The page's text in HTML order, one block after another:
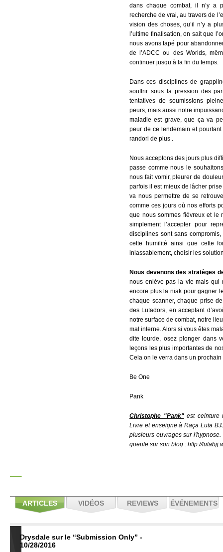
dans chaque combat, il n’y a
recherche de vrai, au travers de
vision des choses, qu’il n’y a
l’ultime finalisation, on sait que
nous avons tapé pour
de l’ADCC ou des Worlds,
continuer jusqu’à la fin du temps.
Dans ces disciplines de
souffrir sous la pression des
tentatives de soumissions
peurs, mais aussi notre
maladie est grave, que ça va
peur de ce lendemain et
randori de plus .
Nous acceptons des jours plus
passe comme nous le
nous fait vomir, pleurer de
parfois il est mieux de lâcher
va nous permettre de se
comme ces jours où nos efforts
que nous sommes fiévreux et le
simplement l’accepter pour
disciplines sont sans
cette humilité ainsi que cette
inlassablement, choisir les
Nous devenons des stratèges
nous enlève pas la vie mais qui
encore plus la niak pour gagner
chaque scanner, chaque prise
des Lutadors, en acceptant
notre surface de combat, notre
mal interne. Alors si vous êtes
dite lourde, osez plonger dans
leçons les plus importantes de
Cela on le verra dans un prochain
Be One
Pank
Christophe "Pank"est ceinture
Livre et enseigne à Raça Luta
plusieurs ouvrages sur
gueule sur son blog : http://
ARTICLES VIDÉOS REVIEWS ÉVÉNEMENTS
Drysdale sur le “Submission Only” -
10/28/2016